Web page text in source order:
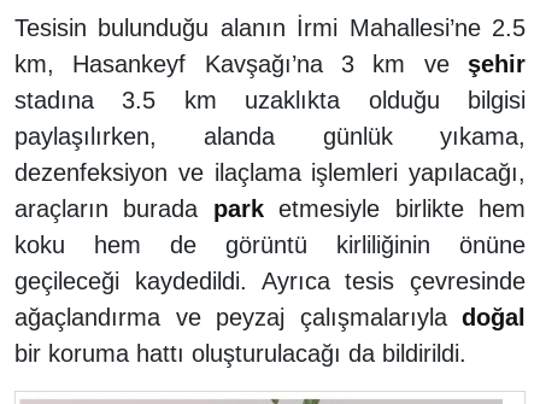
Tesisin bulunduğu alanın İrmi Mahallesi’ne 2.5
km, Hasankeyf Kavşağı’na 3 km ve şehir
stadına 3.5 km uzaklıkta olduğu bilgisi
paylaşılırken, alanda günlük yıkama,
dezenfeksiyon ve ilaçlama işlemleri yapılacağı,
araçların burada parketmesiyle birlikte hem
koku hem de görüntü kirliliğinin önüne
geçileceği kaydedildi. Ayrıca tesis çevresinde
ağaçlandırma ve peyzaj çalışmalarıyla doğal
bir koruma hattı oluşturulacağı da bildirildi.